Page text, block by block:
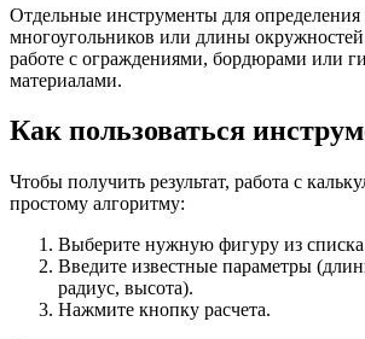
Отдельные инструменты для определения
многоугольников или длины
работе с ограждениями, бордюрами или
материалами.
Как пользоваться
Чтобы получить результат, работа с
простому алгоритму:
Выберите нужную фигуру из
Введите известные параметры
радиус, высота).
Нажмите кнопку расчета.